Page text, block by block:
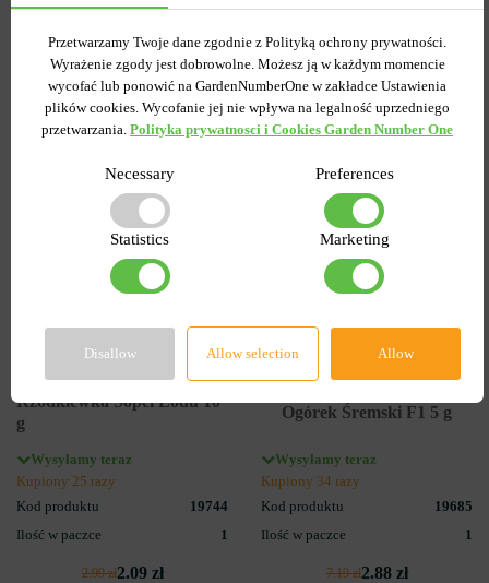
DO KOSZYKA DO KOSZYKA
Rzodkiewka Sopel Lodu 10
g
Wysyłamy teraz
Kupiony 25 razy
Kod produktu
19744
Ilość w paczce
1
2.99 zł2.09 zł
Ogórek Śremski F1 5 g
Wysyłamy teraz
Kupiony 34 razy
Kod produktu
19685
Ilość w paczce
1
7.19 zł2.88 zł
Przetwarzamy Twoje dane zgodnie z Polityką ochrony prywatności.
Wyrażenie zgody jest dobrowolne. Możesz ją w każdym momencie
wycofać lub ponowić na GardenNumberOne w zakładce Ustawienia
plików cookies. Wycofanie jej nie wpływa na legalność uprzedniego
przetwarzania. Polityka prywatnosci i Cookies Garden Number One
Necessary Preferences
Statistics Marketing
Disallow Allow selection Allow